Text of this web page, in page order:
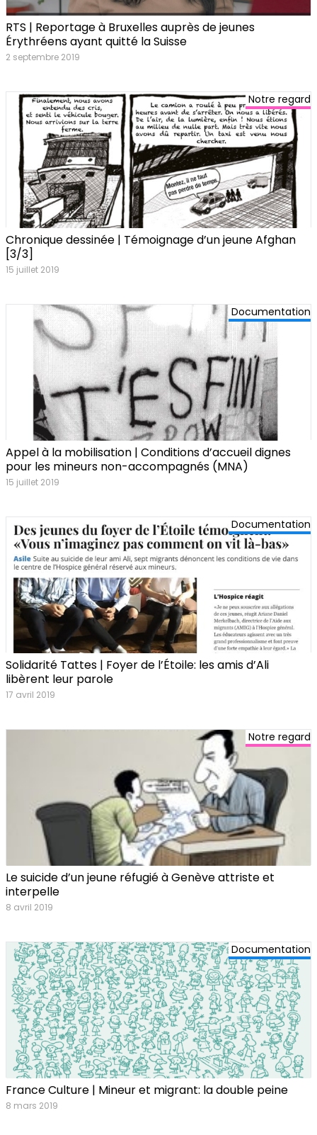
RTS | Reportage à Bruxelles auprès de jeunes
Érythréens ayant quitté la Suisse
2 septembre 2019
Notre regard
Chronique dessinée | Témoignage d’un jeune Afghan
[3/3]
15 juillet 2019
Documentation
Appel à la mobilisation | Conditions d’accueil dignes
pour les mineurs non-accompagnés (MNA)
15 juillet 2019
Documentation
Solidarité Tattes | Foyer de l’Étoile: les amis d’Ali
libèrent leur parole
17 avril 2019
Notre regard
Le suicide d’un jeune réfugié à Genève attriste et
interpelle
8 avril 2019
Documentation
France Culture | Mineur et migrant: la double peine
8 mars 2019